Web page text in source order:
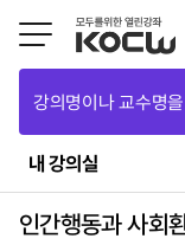
강의명이나 교수명
내 강의실
인간행동과 사회